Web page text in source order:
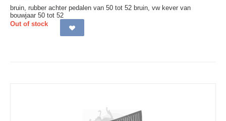
bruin, rubber achter pedalen van 50 tot 52 bruin, vw kever van
bouwjaar 50 tot 52
Out of stock